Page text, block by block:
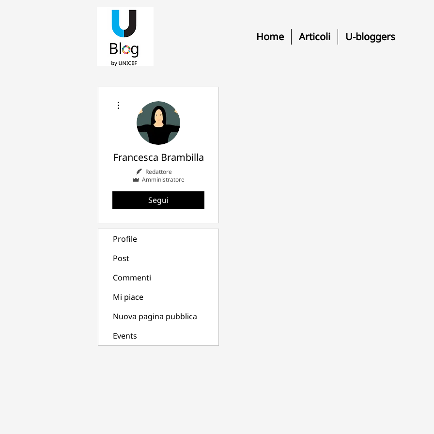
Home Articoli U-bloggers
Francesca Brambilla
Redattore
Amministratore
Segui
Profile
Post
Commenti
Mi piace
Nuova pagina pubblica
Events